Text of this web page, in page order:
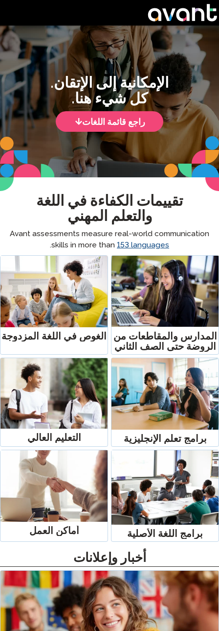
إلى الإتقان.
كل شيء هنا.
راجع قائمة اللغات
الكفاءة في اللغة
والتعلم المهني
Avant assessments measure real-world
skills in more than
.
من
الثاني
الغوص في اللغة المزدوجة
التعليم العالي
الأصلية أماكن العمل
أخبار وإعلانات